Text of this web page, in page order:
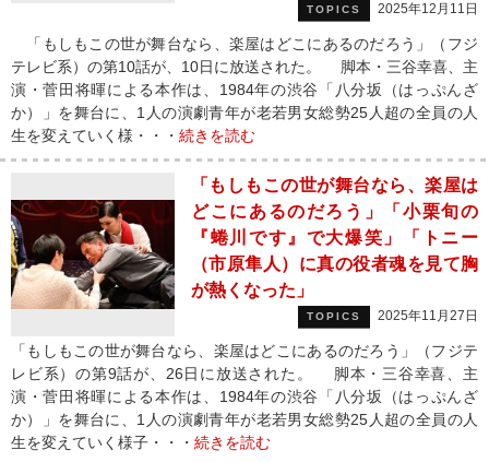
TOPICS 2025年12月11日
「もしもこの世が舞台なら、楽屋はどこにあるのだろう」（フジ
テレビ系）の第10話が、10日に放送された。 脚本・三谷幸喜、主
演・菅田将暉による本作は、1984年の渋谷「八分坂（はっぷんざ
か）」を舞台に、1人の演劇青年が老若男女総勢25人超の全員の人
生を変えていく様・・・ 続きを読む
「もしもこの世が舞台なら、楽屋は
どこにあるのだろう」「小栗旬の
『蜷川です』で大爆笑」「トニー
（市原隼人）に真の役者魂を見て胸
が熱くなった」
TOPICS 2025年11月27日
「もしもこの世が舞台なら、楽屋はどこにあるのだろう」（フジテ
レビ系）の第9話が、26日に放送された。 脚本・三谷幸喜、主
演・菅田将暉による本作は、1984年の渋谷「八分坂（はっぷんざ
か）」を舞台に、1人の演劇青年が老若男女総勢25人超の全員の人
生を変えていく様子・・・ 続きを読む